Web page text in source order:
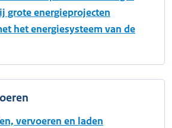
grote energieprojecten
het energiesysteem van de
vervoeren en laden